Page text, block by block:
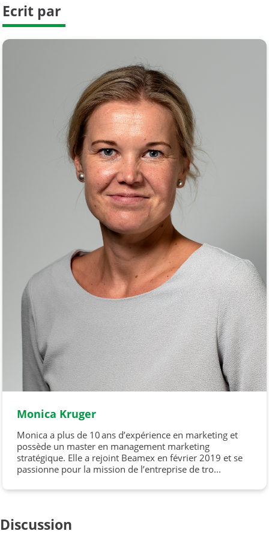
Ecrit par
Monica Kruger
Monica a plus de 10 ans d’expérience en marketing et
possède un master en management marketing
stratégique. Elle a rejoint Beamex en février 2019 et se
passionne pour la mission de l’entreprise de tro...
Discussion